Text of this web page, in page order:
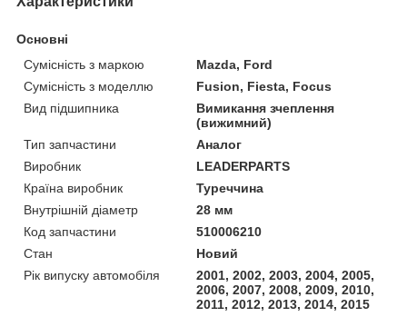
Основні
Сумісність з маркою
Mazda, Ford
Сумісність з моделлю
Fusion, Fiesta, Focus
Вид підшипника
Вимикання зчеплення
(вижимний)
Тип запчастини
Аналог
Виробник
LEADERPARTS
Країна виробник
Туреччина
Внутрішній діаметр
28 мм
Код запчастини
510006210
Стан
Новий
Рік випуску автомобіля
2001, 2002, 2003, 2004, 2005,
2006, 2007, 2008, 2009, 2010,
2011, 2012, 2013, 2014, 2015